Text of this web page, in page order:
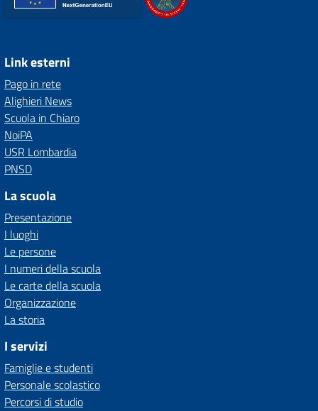
Link esterni
Pago in rete
Alighieri News
Scuola in Chiaro
NoiPA
USR Lombardia
PNSD
La scuola
Presentazione
I luoghi
Le persone
I numeri della scuola
Le carte della scuola
Organizzazione
La storia
I servizi
Famiglie e studenti
Personale scolastico
Percorsi di studio